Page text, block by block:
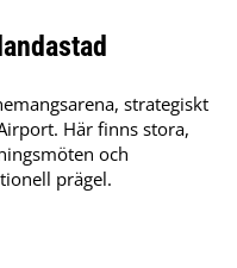
strategiskt
Här finns stora,
och
prägel.